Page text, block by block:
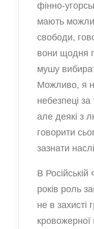
фінно-
мають
свободи,
вони щодня
мушу
Можливо, я
небезпеці
але деякі з
говорити
зазнати
В Російській
років роль
не в захисті